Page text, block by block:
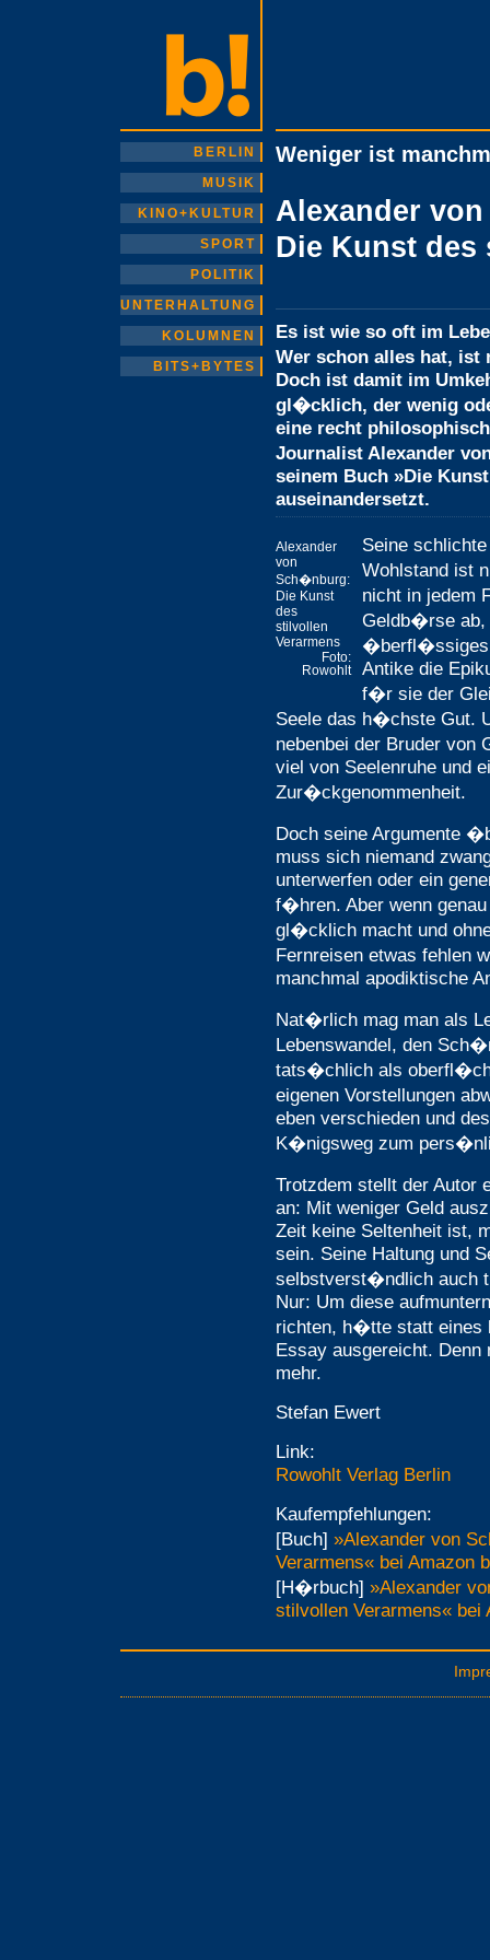
BERLIN
MUSIK
KINO+KULTUR
SPORT
POLITIK
UNTERHALTUNG
KOLUMNEN
BITS+BYTES
Weniger ist
Alexander
Die Kunst des
Es ist wie so oft im
Wer schon alles hat,
Doch ist damit im
gl�cklich, der wenig
eine recht
Journalist Alexander
seinem Buch »Die
auseinandersetzt.
Alexander
von
Sch�nburg:
Die Kunst
des
stilvollen
Verarmens
Foto:
Rowohlt
Seine
Wohlstand ist
nicht in jedem
Geldb�rse ab,
�berfl�ssiges.
Antike die
f�r sie der
Seele das h�chste Gut.
nebenbei der Bruder von
viel von Seelenruhe und
Zur�ckgenommenheit.
Doch seine Argumente
muss sich niemand
unterwerfen oder ein
f�hren. Aber wenn
gl�cklich macht und
Fernreisen etwas fehlen
manchmal apodiktische
Nat�rlich mag man als
Lebenswandel, den
tats�chlich als
eigenen Vorstellungen
eben verschieden und
K�nigsweg zum
Trotzdem stellt der Autor
an: Mit weniger Geld
Zeit keine Seltenheit ist,
sein. Seine Haltung und
selbstverst�ndlich auch
Nur: Um diese
richten, h�tte statt eines
Essay ausgereicht.
mehr.
Stefan Ewert
Link:
Rowohlt Verlag Berlin
Kaufempfehlungen:
[Buch] »Alexander von
Verarmens« bei Amazon
[H�rbuch] »Alexander
stilvollen Verarmens« bei